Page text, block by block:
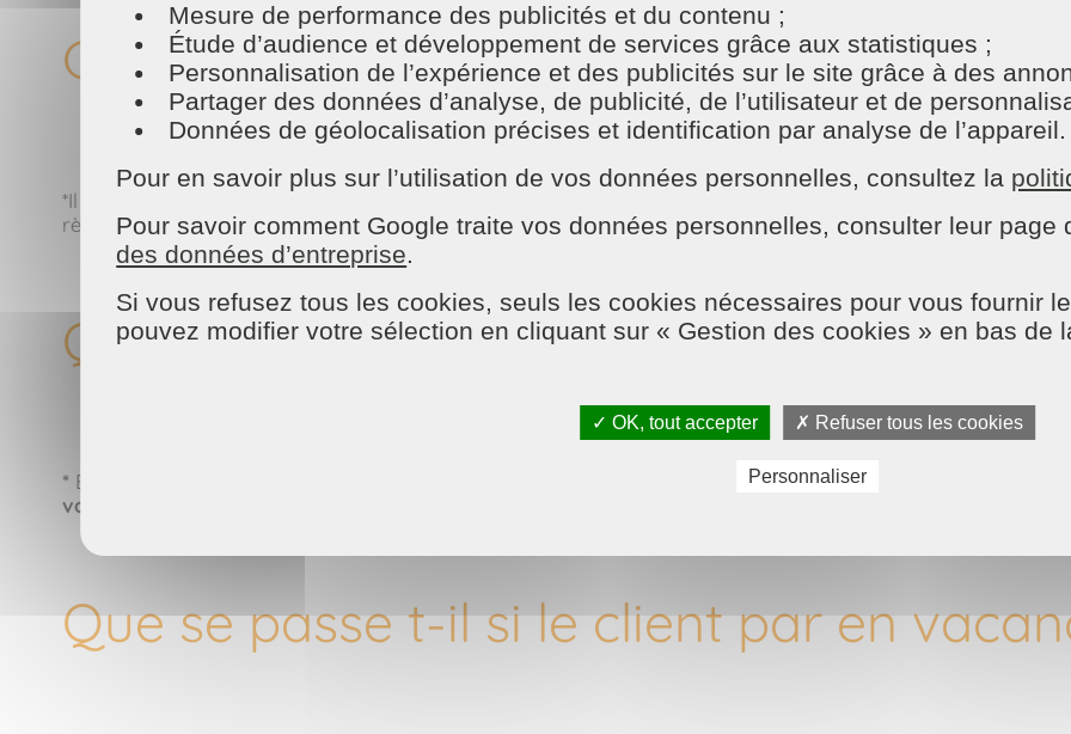
Comment Utiliser vos Cesu ??
*Il vous suffit juste de préciser à votre entreprise MAISON ET SERVICES que vous souhaitez régler en
règlement des prestations. L’entreprise MAISON ET SERVICES Paris 16 déduira alors leur montant de vos
Que se passe t-il en cas d'absence de
* En cas d’imprévus ou d’arrêt maladie de votre employé de maison, votre entrepriseMAISON ET SERVICES
vous le souhaitez
Que se passe t-il si le client par en
Mesure de performance des publicités et du contenu ;
Étude d’audience et développement de services grâce aux statistiques ;
Personnalisation de l’expérience et des publicités sur le site grâce à des
Partager des données d’analyse, de publicité, de l’utilisateur et de
Données de géolocalisation précises et identification par analyse de l’appareil.
Pour en savoir plus sur l’utilisation de vos données personnelles, consultez la
Pour savoir comment Google traite vos données personnelles, consulter leur page
des données d’entreprise.
Si vous refusez tous les cookies, seuls les cookies nécessaires pour vous fournir
pouvez modifier votre sélection en cliquant sur « Gestion des cookies » en bas de
✓ OK, tout accepter ✗ Refuser tous les cookies
Personnaliser